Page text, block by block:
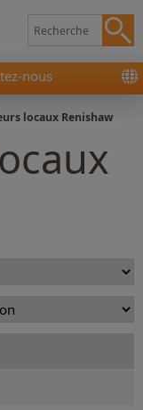
nous
locaux Renishaw